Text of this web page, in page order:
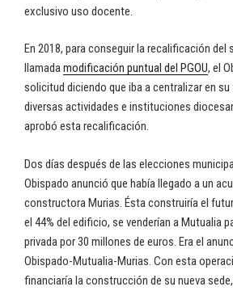
exclusivo uso docente.
En 2018, para conseguir la recalificación del
llamadamodificación puntual del PGOU, el
solicitud diciendo que iba a centralizar en
diversas actividades e instituciones
aprobó esta recalificación.
Dos días después de las elecciones
Obispado anunció que había llegado a un
constructora Murias. Ésta construiría el
el 44% del edificio, se venderían a Mutualia
privada por 30 millones de euros. Era el
Obispado-Mutualia-Murias. Con esta
financiaría la construcción de su nueva